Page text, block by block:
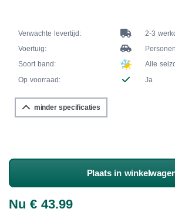
Verwachte levertijd:
2-3
Voertuig:
Soort band:
Alle
Op voorraad:
Ja
minder specificaties
Plaats in
Nu € 43.99